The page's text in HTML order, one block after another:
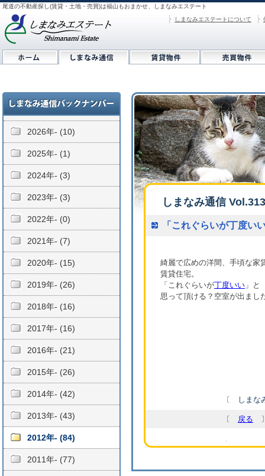
尾道の不動産探し(賃貸・土地・売買)は福山もおまかせ、しまなみエステート
しまなみエステートについて
しまなみ通信
「これぐらいが丁度い
綺麗で広めの洋間、手頃な家
賃貸住宅。
「これぐらいが丁度いい 」と
思って頂ける？空室が出まし
〔 しまな
〔 戻る
2026年- (10)
2025年- (1)
2024年- (3)
2023年- (3)
2022年- (0)
2021年- (7)
2020年- (15)
2019年- (26)
2018年- (16)
2017年- (16)
2016年- (21)
2015年- (26)
2014年- (42)
2013年- (43)
2012年- (84)
2011年- (77)